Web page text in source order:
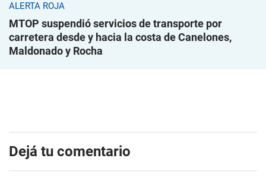
ALERTA ROJA
MTOP suspendió servicios de transporte por
carretera desde y hacia la costa de Canelones,
Maldonado y Rocha
Dejá tu comentario